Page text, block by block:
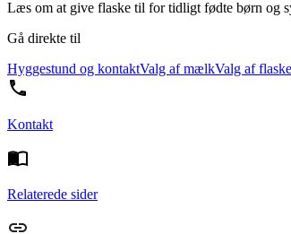
Læs om at give flaske til for tidligt fødte børn og
Gå direkte til
Hyggestund og kontaktValg af mælkValg af
Kontakt
Relaterede sider